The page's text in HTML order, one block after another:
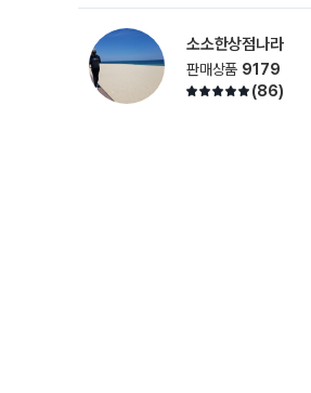
소소한상점나라
판매상품 9179
(86)